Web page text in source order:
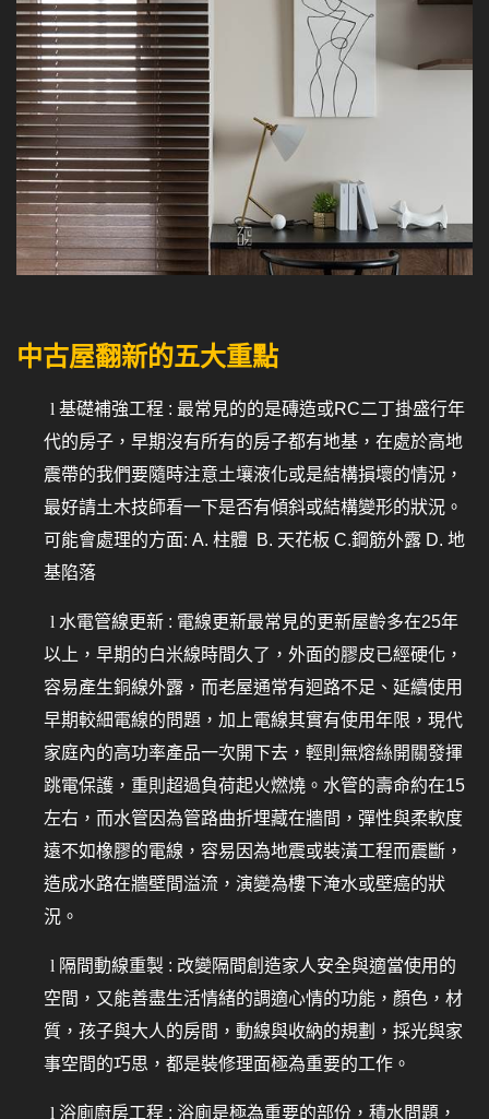
中古屋翻新的五大重點
l 基礎補強工程 : 最常見的的是磚造或RC二丁掛盛行年
代的房子，早期沒有所有的房子都有地基，在處於高地
震帶的我們要隨時注意土壤液化或是結構損壞的情況，
最好請土木技師看一下是否有傾斜或結構變形的狀況。
可能會處理的方面: A. 柱體 B. 天花板 C.鋼筋外露 D. 地
基陷落
l 水電管線更新 : 電線更新最常見的更新屋齡多在25年
以上，早期的白米線時間久了，外面的膠皮已經硬化，
容易產生銅線外露，而老屋通常有迴路不足、延續使用
早期較細電線的問題，加上電線其實有使用年限，現代
家庭內的高功率產品一次開下去，輕則無熔絲開關發揮
跳電保護，重則超過負荷起火燃燒。水管的壽命約在15
左右，而水管因為管路曲折埋藏在牆間，彈性與柔軟度
遠不如橡膠的電線，容易因為地震或裝潢工程而震斷，
造成水路在牆壁間溢流，演變為樓下淹水或壁癌的狀
況。
l 隔間動線重製 : 改變隔間創造家人安全與適當使用的
空間，又能善盡生活情緒的調適心情的功能，顏色，材
質，孩子與大人的房間，動線與收納的規劃，採光與家
事空間的巧思，都是裝修理面極為重要的工作。
l 浴廁廚房工程 : 浴廁是極為重要的部份，積水問題，